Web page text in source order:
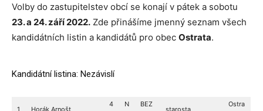
Volby do zastupitelstev obcí se konají v pátek a sobotu
23. a 24. září 2022. Zde přinášíme jmenný seznam všech
kandidátních listin a kandidátů pro obec Ostrata.
Kandidátní listina: Nezávislí
1 Horák Arnošt
4
N
BEZ
starosta
Ostra